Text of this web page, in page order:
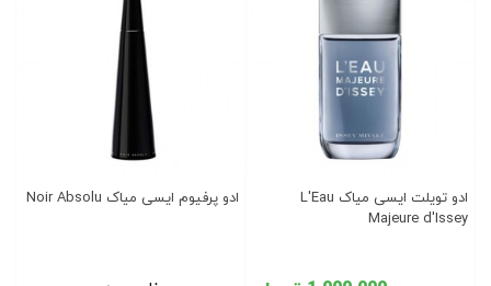
ادو تویلت ایسی میاک L'Eau
Majeure d'Issey
ادو پرفیوم ایسی میاک Noir Absolu